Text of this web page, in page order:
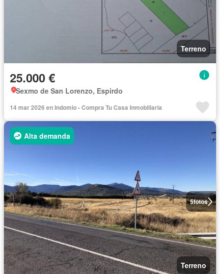
Terreno
25.000 €
Sexmo de San Lorenzo, Espirdo
14 mar 2026 en Indomio - Compra Tu Casa Inmobiliaria
5fotos
Alta demanda
Terreno